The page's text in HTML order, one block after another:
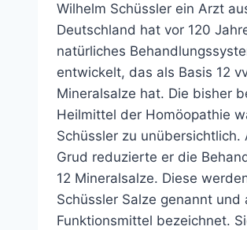
Wilhelm Schüssler ein Arzt
Deutschland hat vor 120
natürliches
entwickelt, das als Basis 12
Mineralsalze hat. Die bisher
Heilmittel der Homöopathie
Schüssler zu unübersichtlich.
Grud reduzierte er die
12 Mineralsalze. Diese
Schüssler Salze genannt und
Funktionsmittel bezeichnet.